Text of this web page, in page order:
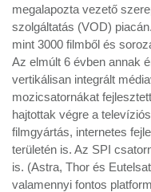
megalapozta vezető
szolgáltatás (VOD)
mint 3000 filmből és
Az elmúlt 6 évben annak
vertikálisan integrált
mozicsatornákat
hajtottak végre a
filmgyártás, internetes
területén is. Az SPI
is. (Astra, Thor és
valamennyi fontos